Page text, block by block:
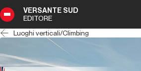
VERSANTE SUD
EDITORE
Luoghi verticali/Climbing